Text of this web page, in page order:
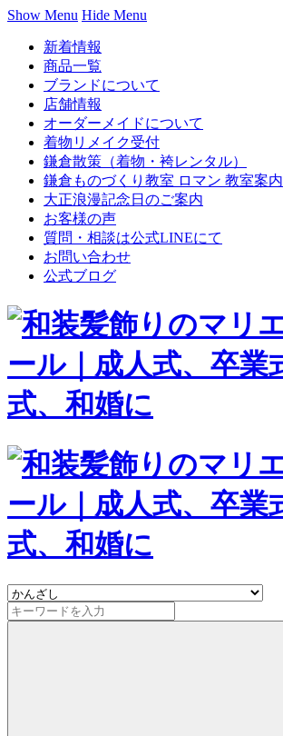
Show Menu Hide Menu
新着情報
商品一覧
ブランドについて
店舗情報
オーダーメイドについて
着物リメイク受付
鎌倉散策（着物・袴レンタル）
鎌倉ものづくり教室 ロマン 教室案内
大正浪漫記念日のご案内
お客様の声
質問・相談は公式LINEにて
お問い合わせ
公式ブログ